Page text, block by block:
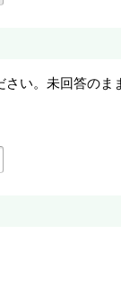
い。未回答のま